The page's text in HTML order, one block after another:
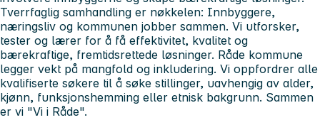
Tverrfaglig samhandling er nøkkelen: Innbyggere,
næringsliv og kommunen jobber sammen. Vi utforsker,
tester og lærer for å få effektivitet, kvalitet og
bærekraftige, fremtidsrettede løsninger. Råde kommune
legger vekt på mangfold og inkludering. Vi oppfordrer alle
kvalifiserte søkere til å søke stillinger, uavhengig av alder,
kjønn, funksjonshemming eller etnisk bakgrunn. Sammen
er vi "Vi i Råde".